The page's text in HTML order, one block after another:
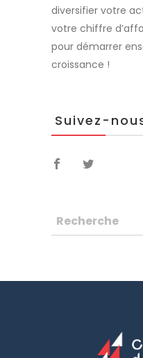
diversifier votre
votre chiffre
pour démarrer
croissance !
Suivez-